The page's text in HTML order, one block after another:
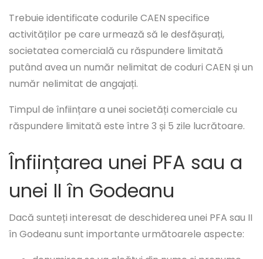
Trebuie identificate codurile CAEN specifice
activităților pe care urmează să le desfășurați,
societatea comercială cu răspundere limitată
putând avea un număr nelimitat de coduri CAEN și un
număr nelimitat de angajați.
Timpul de înființare a unei societăți comerciale cu
răspundere limitată este între 3 și 5 zile lucrătoare.
Înființarea unei PFA sau a
unei II în Godeanu
Dacă sunteți interesat de deschiderea unei PFA sau II
în Godeanu sunt importante următoarele aspecte: